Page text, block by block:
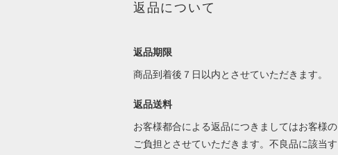
返品について
返品期限
商品到着後７日以内とさせていただきます。
返品送料
お客様都合による返品につきましてはお客様の
ご負担とさせていただきます。不良品に該当す